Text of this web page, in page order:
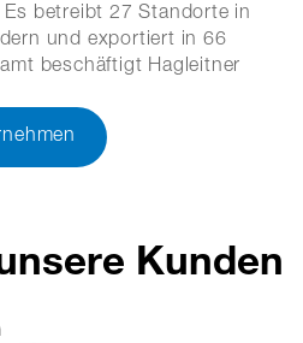
betreibt 27 Standorte in
und exportiert in 66
beschäftigt Hagleitner
Kunden